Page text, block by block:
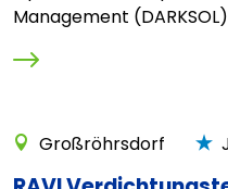
Management (DARKSOL)
Großröhrsdorf